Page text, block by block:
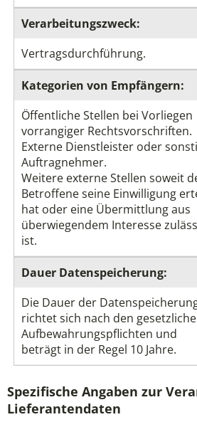
Verarbeitungszweck:
Vertragsdurchführung.
Kategorien von Empfängern:
Öffentliche Stellen bei Vorliegen
vorrangiger Rechtsvorschriften.
Externe Dienstleister oder
Auftragnehmer.
Weitere externe Stellen soweit
Betroffene seine Einwilligung
hat oder eine Übermittlung aus
überwiegendem Interesse
ist.
Dauer Datenspeicherung:
Die Dauer der
richtet sich nach den
Aufbewahrungspflichten und
beträgt in der Regel 10 Jahre.
Spezifische Angaben zur
Lieferantendaten